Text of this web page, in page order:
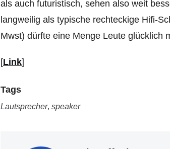
als auch futuristisch, sehen also weit
langweilig als typische rechteckige Hifi-
Mwst) dürfte eine Menge Leute glücklich
[Link]
Tags
Lautsprecher, speaker